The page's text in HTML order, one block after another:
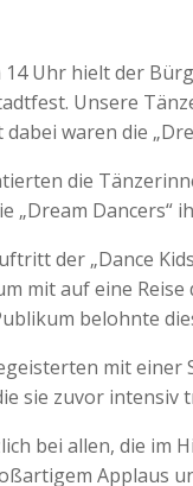
14 Uhr hielt der
Unsere
waren die
die
„Dream Dancers“
der „Dance
mit auf eine
belohnte
mit einer
sie zuvor intensiv
bei allen, die im
Applaus